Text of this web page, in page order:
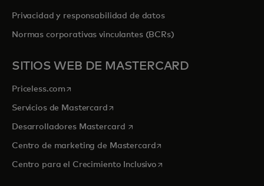
Privacidad y responsabilidad de datos
Normas corporativas vinculantes (BCRs)
SITIOS WEB DE MASTERCARD
Priceless.com se abre en una pestaña nueva
Servicios de Mastercardse abre en una pestaña nueva
Desarrolladores Mastercard se abre en una pestaña nueva
Centro de marketing de Mastercardse abre en una pestaña
Centro para el Crecimiento Inclusivose abre en una pestaña